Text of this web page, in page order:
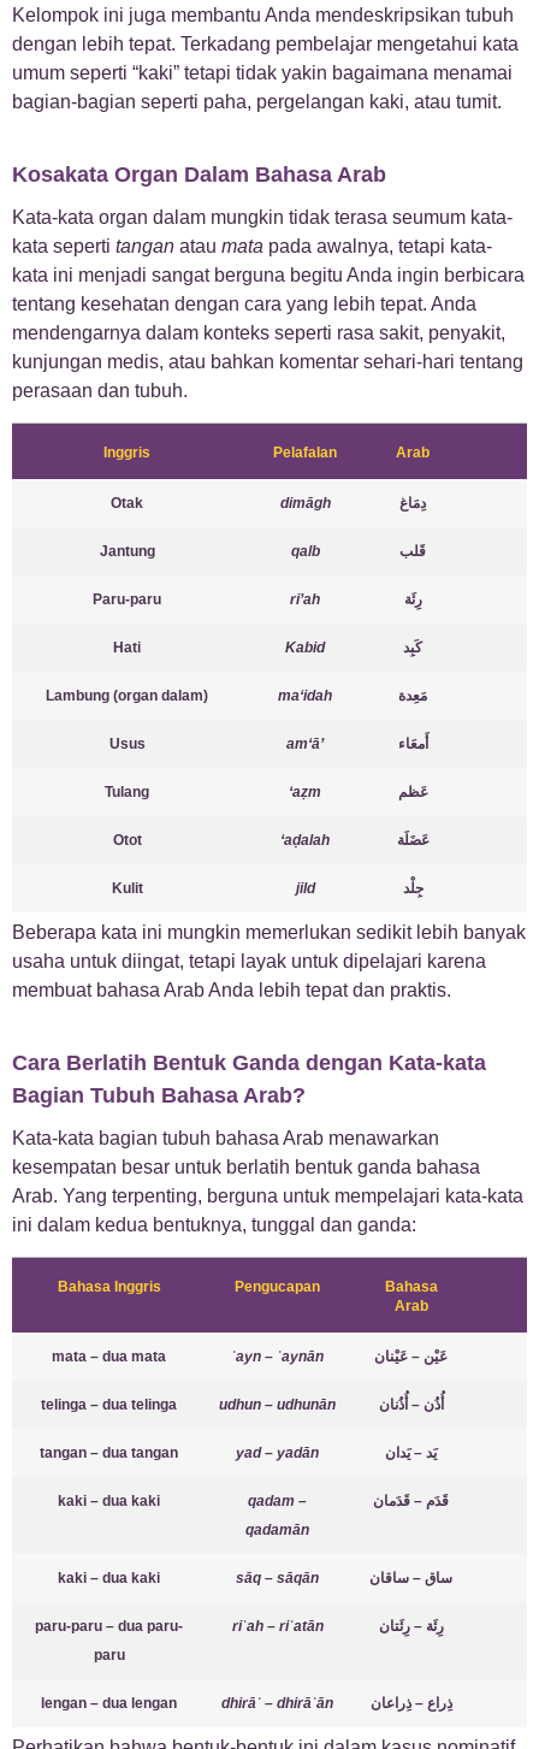
Kelompok ini juga membantu Anda mendeskripsikan tubuh
dengan lebih tepat. Terkadang pembelajar mengetahui kata
umum seperti “kaki” tetapi tidak yakin bagaimana menamai
bagian-bagian seperti paha, pergelangan kaki, atau tumit.
Kosakata Organ Dalam Bahasa Arab
Kata-kata organ dalam mungkin tidak terasa seumum kata-
kata seperti tangan atau mata pada awalnya, tetapi kata-
kata ini menjadi sangat berguna begitu Anda ingin berbicara
tentang kesehatan dengan cara yang lebih tepat. Anda
mendengarnya dalam konteks seperti rasa sakit, penyakit,
kunjungan medis, atau bahkan komentar sehari-hari tentang
perasaan dan tubuh.
Inggris Pelafalan Arab
Otak dimāgh دِمَاغ
Jantung qalb قَلب
Paru-paru ri’ah رِئَة
Hati Kabid كَبِد
Lambung (organ dalam) ma‘idah مَعِدة
Usus am‘ā’ أَمعَاء
Tulang ‘aẓm عَظم
Otot ‘aḍalah عَضَلَة
Kulit jild جِلْد
Beberapa kata ini mungkin memerlukan sedikit lebih banyak
usaha untuk diingat, tetapi layak untuk dipelajari karena
membuat bahasa Arab Anda lebih tepat dan praktis.
Cara Berlatih Bentuk Ganda dengan Kata-kata
Bagian Tubuh Bahasa Arab?
Kata-kata bagian tubuh bahasa Arab menawarkan
kesempatan besar untuk berlatih bentuk ganda bahasa
Arab. Yang terpenting, berguna untuk mempelajari kata-kata
ini dalam kedua bentuknya, tunggal dan ganda:
Bahasa Inggris Pengucapan
Bahasa
Arab
mata – dua mata ʿayn – ʿaynān عَيْن – عَيْنان
telinga – dua telinga udhun – udhunān أُذُن – أُذُنان
tangan – dua tangan yad – yadān يَد – يَدان
kaki – dua kaki
qadam –
qadamān
قَدَم – قَدَمان
kaki – dua kaki sāq – sāqān ساق – ساقان
paru-paru – dua paru-
paru
riʾah – riʾatān رِئَة – رِئَتان
lengan – dua lengan dhirāʿ – dhirāʿān ذِراع – ذِراعان